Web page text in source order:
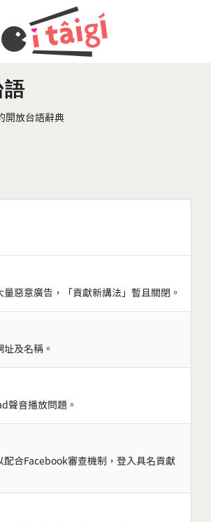
語
開放台語辭典
惡意廣告，「貢獻新講法」暫且關閉。
及名稱。
聲音播放問題。
配合Facebook審查機制，登入具名貢獻